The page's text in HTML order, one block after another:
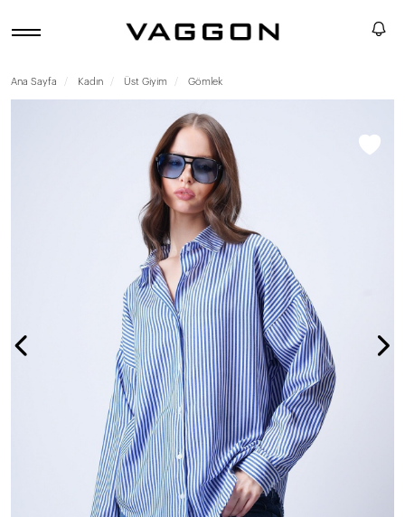
Ana Sayfa Kadın Üst Giyim Gömlek